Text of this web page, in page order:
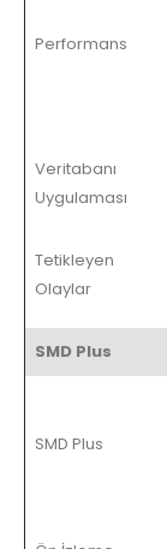
Performans
Veritabanı
Uygulaması
Tetikleyen
Olaylar
SMD Plus
SMD Plus